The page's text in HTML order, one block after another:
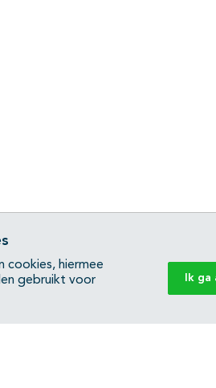
cookies, hiermee
gebruikt voor
Ik